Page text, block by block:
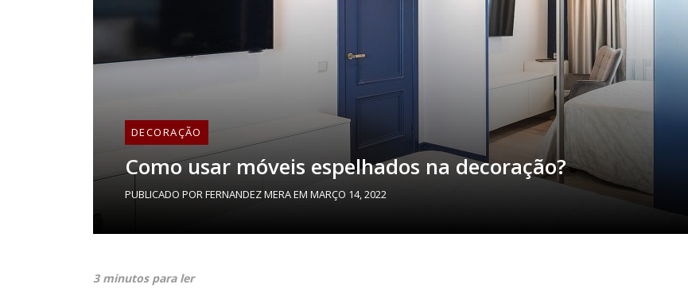
DECORAÇÃO
Como usar móveis espelhados na decoração?
PUBLICADO PORFERNANDEZ MERAEM MARÇO 14, 2022
3 minutos para ler